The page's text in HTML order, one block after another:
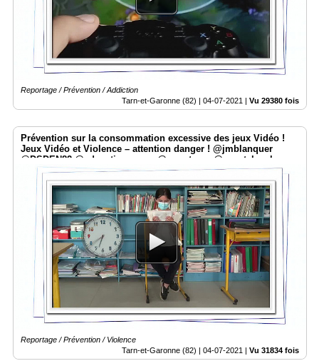
Reportage / Prévention / Addiction
Tarn-et-Garonne (82) | 04-07-2021 Vu 29380 fois
Prévention sur la consommation excessive des jeux Vidéo !
Jeux Vidéo et Violence – attention danger ! @jmblanquer
@DSDEN82 @education_gouv @smartrezo @assotvlocale
Reportage / Prévention / Violence
Tarn-et-Garonne (82) | 04-07-2021 | Vu 31834 fois